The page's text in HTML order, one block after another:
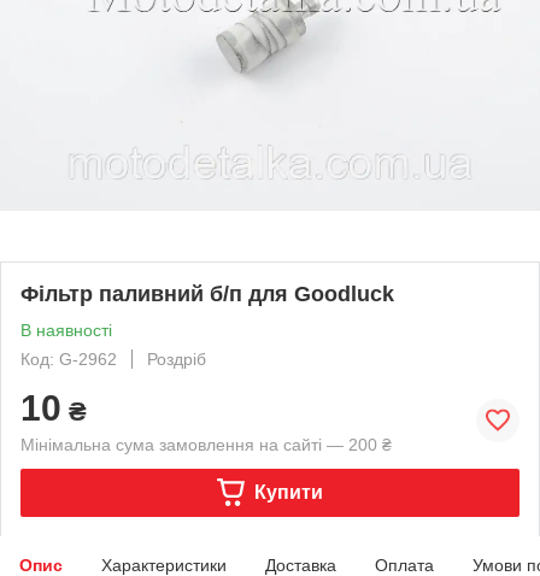
Фільтр паливний б/п для Goodluck
В наявності
Код: G-2962
Роздріб
10 ₴
Мінімальна сума замовлення на сайті — 200 ₴
Купити
Опис Характеристики Доставка Оплата Умови